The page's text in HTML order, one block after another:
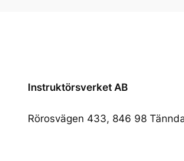
Instruktörsverket AB
Rörosvägen 433, 846 98